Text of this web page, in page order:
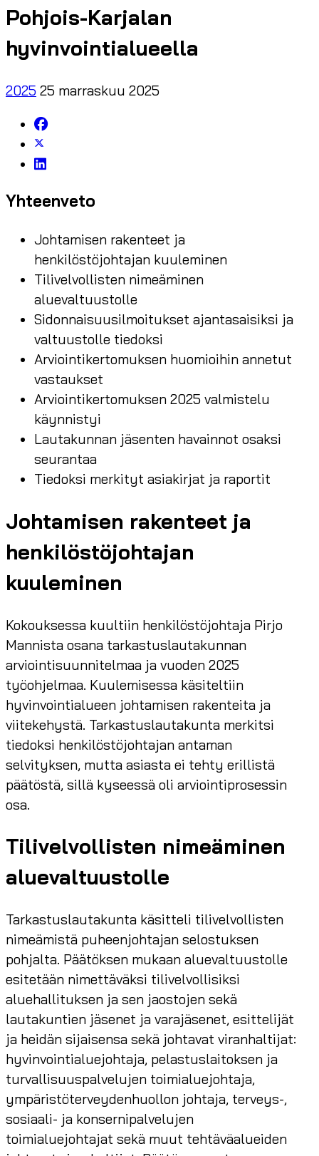
Pohjois-Karjalan
hyvinvointialueella
2025 25 marraskuu 2025
Yhteenveto
Johtamisen rakenteet ja
henkilöstöjohtajan kuuleminen
Tilivelvollisten nimeäminen
aluevaltuustolle
Sidonnaisuusilmoitukset ajantasaisiksi ja
valtuustolle tiedoksi
Arviointikertomuksen huomioihin annetut
vastaukset
Arviointikertomuksen 2025 valmistelu
käynnistyi
Lautakunnan jäsenten havainnot osaksi
seurantaa
Tiedoksi merkityt asiakirjat ja raportit
Johtamisen rakenteet ja
henkilöstöjohtajan
kuuleminen
Kokouksessa kuultiin henkilöstöjohtaja Pirjo
Mannista osana tarkastuslautakunnan
arviointisuunnitelmaa ja vuoden 2025
työohjelmaa. Kuulemisessa käsiteltiin
hyvinvointialueen johtamisen rakenteita ja
viitekehystä. Tarkastuslautakunta merkitsi
tiedoksi henkilöstöjohtajan antaman
selvityksen, mutta asiasta ei tehty erillistä
päätöstä, sillä kyseessä oli arviointiprosessin
osa.
Tilivelvollisten nimeäminen
aluevaltuustolle
Tarkastuslautakunta käsitteli tilivelvollisten
nimeämistä puheenjohtajan selostuksen
pohjalta. Päätöksen mukaan aluevaltuustolle
esitetään nimettäväksi tilivelvollisiksi
aluehallituksen ja sen jaostojen sekä
lautakuntien jäsenet ja varajäsenet, esittelijät
ja heidän sijaisensa sekä johtavat viranhaltijat:
hyvinvointialuejohtaja, pelastuslaitoksen ja
turvallisuuspalvelujen toimialuejohtaja,
ympäristöterveydenhuollon johtaja, terveys-,
sosiaali- ja konsernipalvelujen
toimialuejohtajat sekä muut tehtäväalueiden